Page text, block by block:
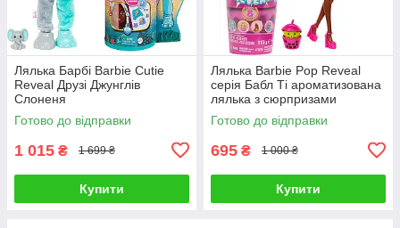
Лялька Барбі Barbie Cutie
Reveal Друзі Джунглів
Слоненя
Готово до відправки
1 015 ₴ 1 699 ₴
Купити
Лялька Barbie Pop Reveal
серія Бабл Ті ароматизована
лялька з сюрпризами
Готово до відправки
695 ₴ 1 000 ₴
Купити